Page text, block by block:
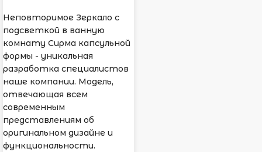
Неповторимое Зеркало с
подсветкой в ванную
комнату Сирма капсульной
формы - уникальная
разработка специалистов
наше компании. Модель,
отвечающая всем
современным
представлениям об
оригинальном дизайне и
функциональности.